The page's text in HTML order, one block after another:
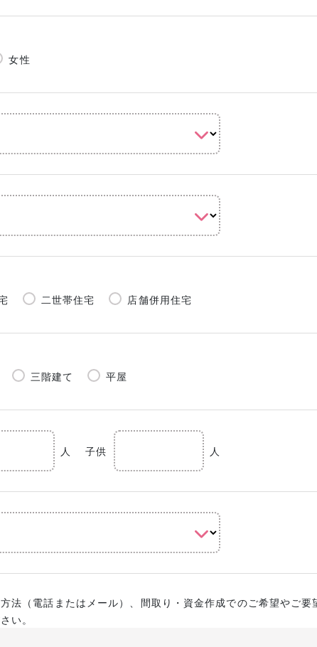
女性
二世帯住宅 店舗併用住宅
三階建て 平屋
人 子供 人
法（電話またはメール）、間取り・資金作成でのご希望やご要
い。